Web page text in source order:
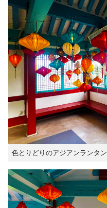
色とりどりのアジアンランタン